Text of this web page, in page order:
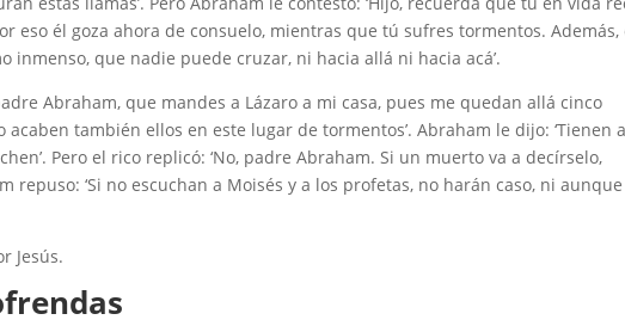
eso él goza ahora de consuelo, mientras que tú sufres tormentos. Además,
inmenso, que nadie puede cruzar, ni hacia allá ni hacia acá’.
Abraham, que mandes a Lázaro a mi casa, pues me quedan allá cinco
también ellos en este lugar de tormentos’. Abraham le dijo: ‘Tienen a
Pero el rico replicó: ‘No, padre Abraham. Si un muerto va a decírselo,
repuso: ‘Si no escuchan a Moisés y a los profetas, no harán caso, ni aunque
Jesús.